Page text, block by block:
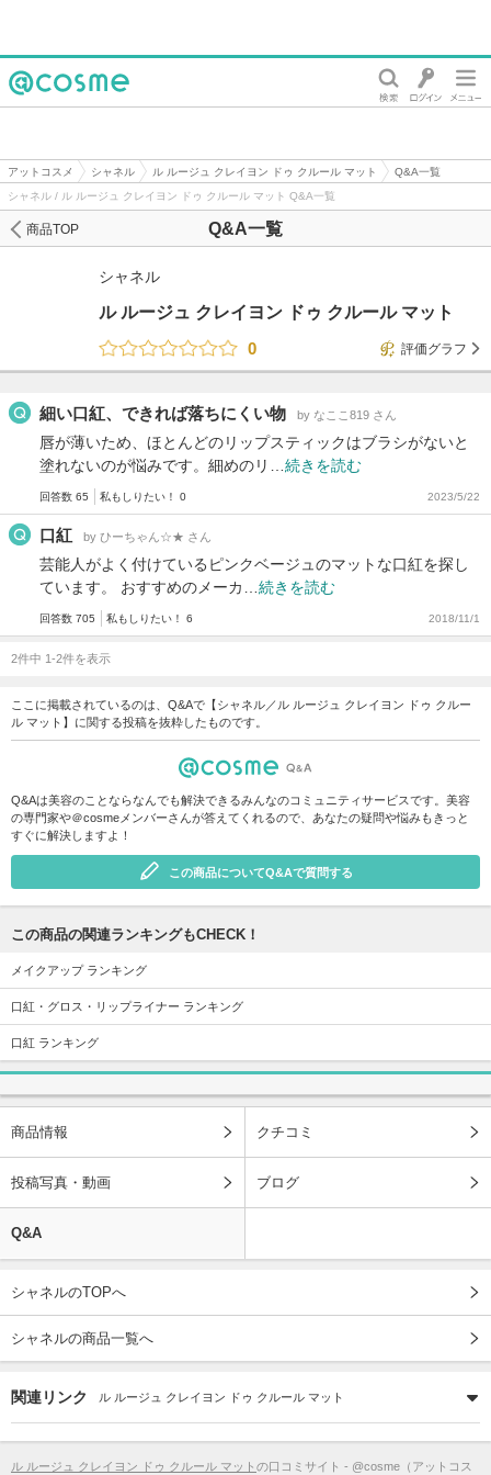
アットコスメ シャネル ル ルージュ クレイヨン ドゥ クルール マット
Q&A一覧
シャネル / ル ルージュ クレイヨン ドゥ クルール マット Q&A一覧
Q&A一覧
商品TOP
シャネル
ル ルージュ クレイヨン ドゥ クルール マット
0
評価グラフ
細い口紅、できれば落ちにくい物 by なここ819 さん
唇が薄いため、ほとんどのリップスティックはブラシがないと
塗れないのが悩みです。細めのリ… 続きを読む
回答数 65 私もしりたい！ 0 2023/5/22
口紅 by ひーちゃん☆★ さん
芸能人がよく付けているピンクベージュのマットな口紅を探し
ています。 おすすめのメーカ… 続きを読む
回答数 705 私もしりたい！ 6 2018/11/1
2件中 1-2件を表示
ここに掲載されているのは、Q&Aで【シャネル／ル ルージュ クレイヨン ドゥ クルー
ル マット】に関する投稿を抜粋したものです。
Q&Aは美容のことならなんでも解決できるみんなのコミュニティサービスです。美容
の専門家や＠cosmeメンバーさんが答えてくれるので、あなたの疑問や悩みもきっと
すぐに解決しますよ！
この商品についてQ&Aで質問する
この商品の関連ランキングもCHECK！
メイクアップ ランキング
口紅・グロス・リップライナー ランキング
口紅 ランキング
商品情報 クチコミ
投稿写真・動画 ブログ
Q&A
シャネルのTOPへ
シャネルの商品一覧へ
関連リンク ル ルージュ クレイヨン ドゥ クルール マット
ル ルージュ クレイヨン ドゥ クルール マット の口コミサイト - @cosme（アットコス